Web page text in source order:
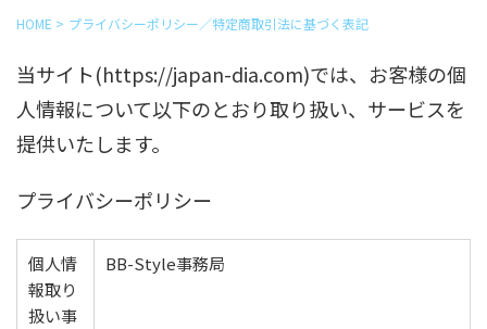
HOME > プライバシーポリシー／特定商取引法に基づく表記
当サイト(https://japan-dia.com)では、お客様の個
人情報について以下のとおり取り扱い、サービスを
提供いたします。
プライバシーポリシー
個人情
報取り
扱い事
BB-Style事務局